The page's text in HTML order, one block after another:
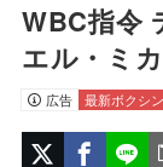
WBC指令
エル・ミ
広告 最新ボクシ